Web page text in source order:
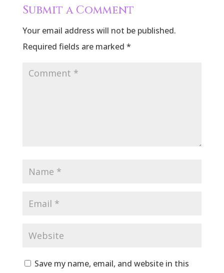
Submit a Comment
Your email address will not be published.
Required fields are marked *
Save my name, email, and website in this